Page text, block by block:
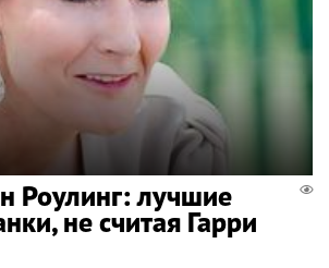
Роулинг: лучшие
не считая Гарри